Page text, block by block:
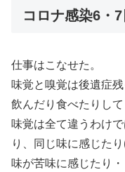
コロナ感染6・7
仕事はこなせた。
味覚と嗅覚は後遺症
飲んだり食べたりして
味覚は全て違うわけ
り、同じ味に感じた
味が苦味に感じたり・